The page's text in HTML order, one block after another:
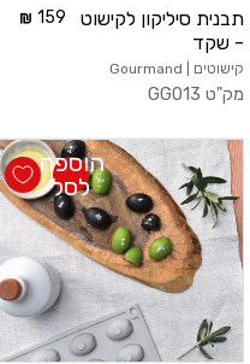
תבנית סיליקון לקישוט
- שקד
קישוטים | Gourmand
מק"ט GG013
159
הוספה
לסל